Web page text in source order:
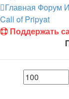
Главная Форум
Call of Pripyat
Поддержать